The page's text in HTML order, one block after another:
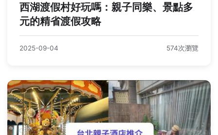
西湖渡假村好玩嗎：親子同樂、景點多
元的精省渡假攻略
2025-09-04 574次瀏覽